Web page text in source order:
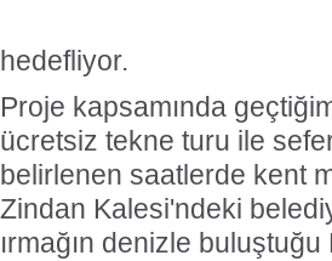
hedefliyor.
Proje kapsamında
ücretsiz tekne turu ile
belirlenen saatlerde kent
Zindan Kalesi'ndeki
ırmağın denizle